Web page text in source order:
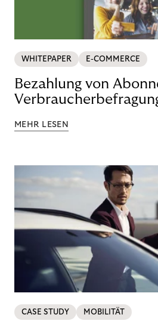
WHITEPAPER E-COMMERCE
Bezahlung von
MEHR LESEN
CASE STUDY MOBILITÄT